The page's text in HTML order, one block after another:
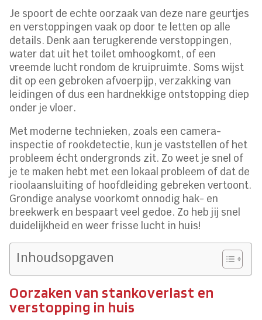
Je spoort de echte oorzaak van deze nare geurtjes
en verstoppingen vaak op door te letten op alle
details. Denk aan terugkerende verstoppingen,
water dat uit het toilet omhoogkomt, of een
vreemde lucht rondom de kruipruimte. Soms wijst
dit op een gebroken afvoerpijp, verzakking van
leidingen of dus een hardnekkige ontstopping diep
onder je vloer.
Met moderne technieken, zoals een camera-
inspectie of rookdetectie, kun je vaststellen of het
probleem écht ondergronds zit. Zo weet je snel of
je te maken hebt met een lokaal probleem of dat de
rioolaansluiting of hoofdleiding gebreken vertoont.
Grondige analyse voorkomt onnodig hak- en
breekwerk en bespaart veel gedoe. Zo heb jij snel
duidelijkheid en weer frisse lucht in huis!
Inhoudsopgaven
Oorzaken van stankoverlast en
verstopping in huis